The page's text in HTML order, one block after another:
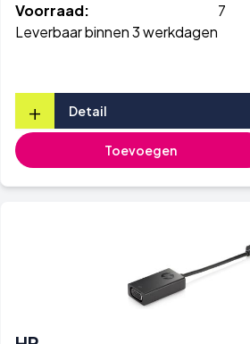
Voorraad:
7
Leverbaar binnen 3 werkdagen
+ Detail
Toevoegen